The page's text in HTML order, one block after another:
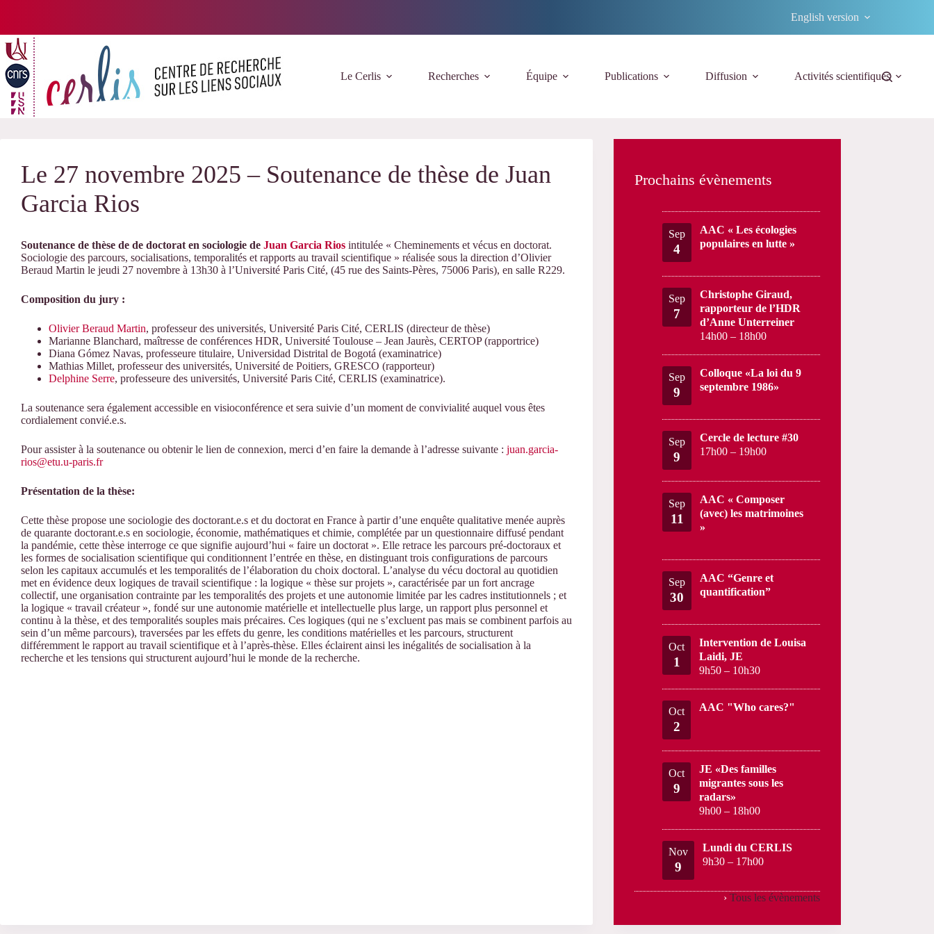
English version
Le Cerlis Recherches Équipe Publications Diffusion Activités scientifiques
Le 27 novembre 2025 – Soutenance de thèse de Juan
Garcia Rios
Soutenance de thèse de de doctorat en sociologie de Juan Garcia Rios intitulée « Cheminements et vécus en doctorat.
Sociologie des parcours, socialisations, temporalités et rapports au travail scientifique » réalisée sous la direction d’Olivier
Beraud Martin le jeudi 27 novembre à 13h30 à l’Université Paris Cité, (45 rue des Saints-Pères, 75006 Paris), en salle R229.
Composition du jury :
Olivier Beraud Martin, professeur des universités, Université Paris Cité, CERLIS (directeur de thèse)
Marianne Blanchard, maîtresse de conférences HDR, Université Toulouse – Jean Jaurès, CERTOP (rapportrice)
Diana Gómez Navas, professeure titulaire, Universidad Distrital de Bogotá (examinatrice)
Mathias Millet, professeur des universités, Université de Poitiers, GRESCO (rapporteur)
Delphine Serre, professeure des universités, Université Paris Cité, CERLIS (examinatrice).
La soutenance sera également accessible en visioconférence et sera suivie d’un moment de convivialité auquel vous êtes
cordialement convié.e.s.
Pour assister à la soutenance ou obtenir le lien de connexion, merci d’en faire la demande à l’adresse suivante : juan.garcia-
rios@etu.u-paris.fr
Présentation de la thèse:
Cette thèse propose une sociologie des doctorant.e.s et du doctorat en France à partir d’une enquête qualitative menée auprès
de quarante doctorant.e.s en sociologie, économie, mathématiques et chimie, complétée par un questionnaire diffusé pendant
la pandémie, cette thèse interroge ce que signifie aujourd’hui « faire un doctorat ». Elle retrace les parcours pré-doctoraux et
les formes de socialisation scientifique qui conditionnent l’entrée en thèse, en distinguant trois configurations de parcours
selon les capitaux accumulés et les temporalités de l’élaboration du choix doctoral. L’analyse du vécu doctoral au quotidien
met en évidence deux logiques de travail scientifique : la logique « thèse sur projets », caractérisée par un fort ancrage
collectif, une organisation contrainte par les temporalités des projets et une autonomie limitée par les cadres institutionnels ; et
la logique « travail créateur », fondé sur une autonomie matérielle et intellectuelle plus large, un rapport plus personnel et
continu à la thèse, et des temporalités souples mais précaires. Ces logiques (qui ne s’excluent pas mais se combinent parfois au
sein d’un même parcours), traversées par les effets du genre, les conditions matérielles et les parcours, structurent
différemment le rapport au travail scientifique et à l’après-thèse. Elles éclairent ainsi les inégalités de socialisation à la
recherche et les tensions qui structurent aujourd’hui le monde de la recherche.
Prochains évènements
Sep
4
AAC « Les écologies
populaires en lutte »
Sep
7
Christophe Giraud,
rapporteur de l’HDR
d’Anne Unterreiner
14h00 – 18h00
Sep
9
Colloque «La loi du 9
septembre 1986»
Sep
9
Cercle de lecture #30
17h00 – 19h00
Sep
11
AAC « Composer
(avec) les matrimoines
»
Sep
30
AAC “Genre et
quantification”
Oct
1
Intervention de Louisa
Laidi, JE
9h50 – 10h30
Oct
2
AAC "Who cares?"
Oct
9
JE «Des familles
migrantes sous les
radars»
9h00 – 18h00
Nov
9
Lundi du CERLIS
9h30 – 17h00
› Tous les évènements